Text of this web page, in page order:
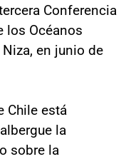
Conferencia
los Océanos
en junio de
Chile está
la
sobre la